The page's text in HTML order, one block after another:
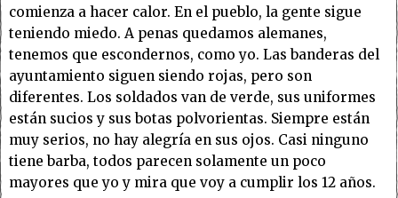
comienza a hacer calor. En el pueblo, la gente sigue
teniendo miedo. A penas quedamos alemanes,
tenemos que escondernos, como yo. Las banderas del
ayuntamiento siguen siendo rojas, pero son
diferentes. Los soldados van de verde, sus uniformes
están sucios y sus botas polvorientas. Siempre están
muy serios, no hay alegría en sus ojos. Casi ninguno
tiene barba, todos parecen solamente un poco
mayores que yo y mira que voy a cumplir los 12 años.